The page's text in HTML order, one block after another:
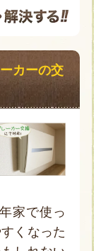
カーの交
家で使っ
くなった